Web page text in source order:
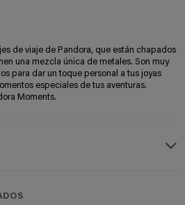
de viaje de Pandora, que están chapados
una mezcla única de metales. Son muy
para dar un toque personal a tus joyas
especiales de tus aventuras.
Moments.